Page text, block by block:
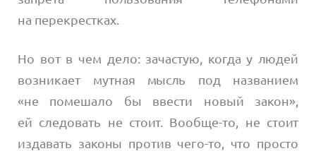
на перекрестках.
Но вот в чем дело: зачастую, когда у людей
возникает мутная мысль под названием
«не помешало бы ввести новый закон»,
ей следовать не стоит. Вообще-то, не стоит
издавать законы против чего-то, что просто